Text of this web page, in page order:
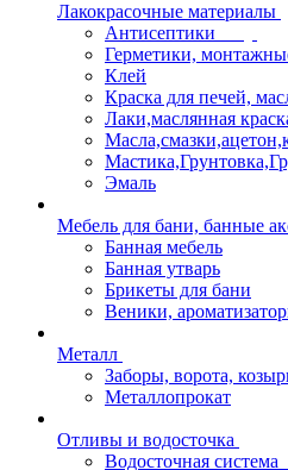
Лакокрасочные материалы
Антисептики
Герметики,
Клей
Краска для печей,
Лаки,маслянная
Эмаль
Мебель для бани, банные
Банная мебель
Банная утварь
Брикеты для бани
Веники,
Металл
Заборы, ворота,
Металлопрокат
Отливы и водосточка
Водосточная система